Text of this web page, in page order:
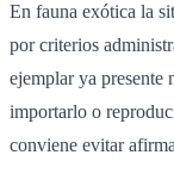
En fauna exótica la
por criterios
ejemplar ya presente
importarlo o
conviene evitar